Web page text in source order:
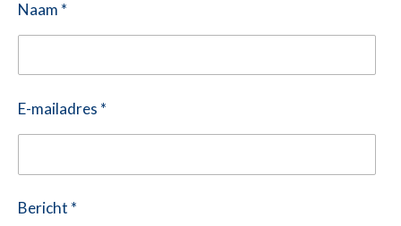
Naam *
E-mailadres *
Bericht *